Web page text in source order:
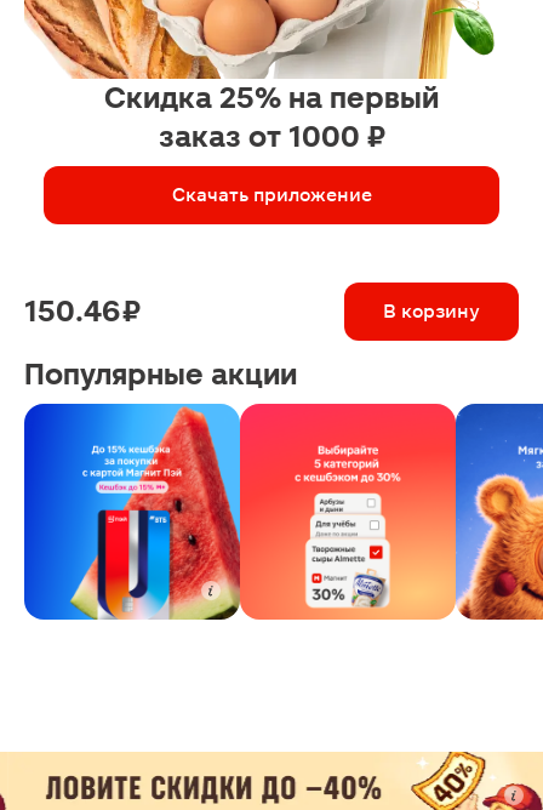
Скидка 25% на первый
заказ от 1000 ₽
Скачать приложение
150.46 ₽ В корзину
Популярные акции